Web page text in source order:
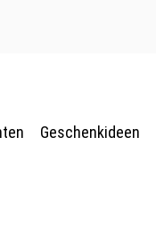
Geschenkideen